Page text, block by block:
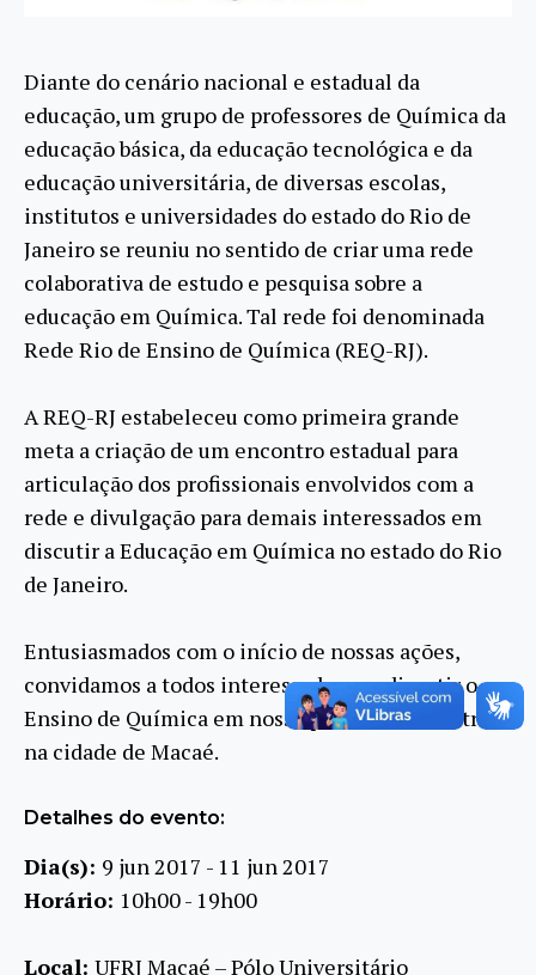
Diante do cenário nacional e estadual da
educação, um grupo de professores de Química da
educação básica, da educação tecnológica e da
educação universitária, de diversas escolas,
institutos e universidades do estado do Rio de
Janeiro se reuniu no sentido de criar uma rede
colaborativa de estudo e pesquisa sobre a
educação em Química. Tal rede foi denominada
Rede Rio de Ensino de Química (REQ-RJ).
A REQ-RJ estabeleceu como primeira grande
meta a criação de um encontro estadual para
articulação dos profissionais envolvidos com a
rede e divulgação para demais interessados em
discutir a Educação em Química no estado do Rio
de Janeiro.
Entusiasmados com o início de nossas ações,
convidamos a todos interessados em discutir o
Ensino de Química em nosso primeiro encontro,
na cidade de Macaé.
Detalhes do evento:
Dia(s): 9 jun 2017 - 11 jun 2017
Horário: 10h00 - 19h00
Local: UFRJ Macaé – Pólo Universitário